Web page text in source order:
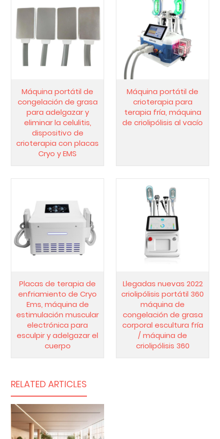
Máquina portátil de
congelación de grasa
para adelgazar y
eliminar la celulitis,
dispositivo de
crioterapia con placas
Cryo y EMS
Máquina portátil de
crioterapia para
terapia fría, máquina
de criolipólisis al vacío
Placas de terapia de
enfriamiento de Cryo
Ems, máquina de
estimulación muscular
electrónica para
esculpir y adelgazar el
cuerpo
Llegadas nuevas 2022
criolipólisis portátil 360
máquina de
congelación de grasa
corporal escultura fría
/ máquina de
criolipólisis 360
RELATED ARTICLES